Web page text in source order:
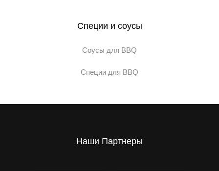
Специи и соусы
Соусы для BBQ
Специи для BBQ
Наши Партнеры